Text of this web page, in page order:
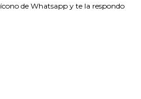
de Whatsapp y te la respondo